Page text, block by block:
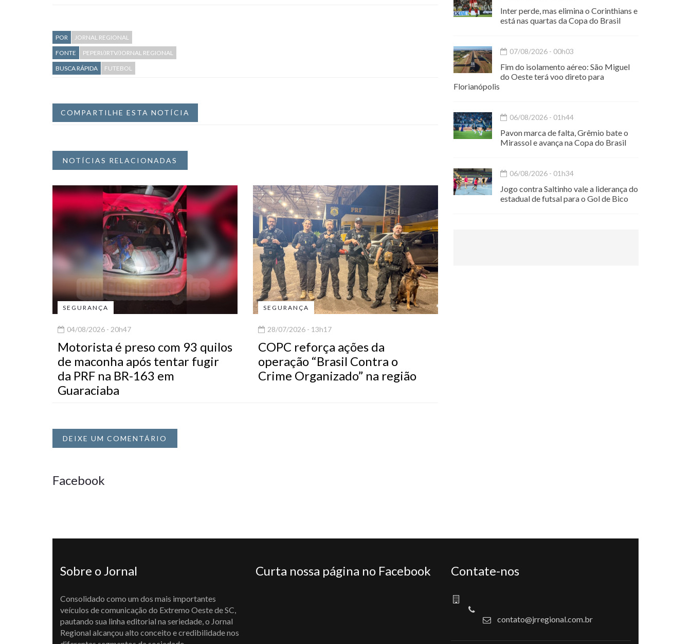
POR
JORNAL REGIONAL
FONTE
PEPERI/JRTV/JORNAL REGIONAL
BUSCA RÁPIDA
FUTEBOL
COMPARTILHE ESTA NOTÍCIA
NOTÍCIAS RELACIONADAS
SEGURANÇA
04/08/2026 - 20h47
Motorista é preso com 93 quilos
de maconha após tentar fugir
da PRF na BR-163 em
Guaraciaba
SEGURANÇA
28/07/2026 - 13h17
COPC reforça ações da
operação “Brasil Contra o
Crime Organizado” na região
DEIXE UM COMENTÁRIO
Facebook
Inter perde, mas elimina o Corinthians e
está nas quartas da Copa do Brasil
07/08/2026 - 00h03
Fim do isolamento aéreo: São Miguel
do Oeste terá voo direto para
Florianópolis
06/08/2026 - 01h44
Pavon marca de falta, Grêmio bate o
Mirassol e avança na Copa do Brasil
06/08/2026 - 01h34
Jogo contra Saltinho vale a liderança do
estadual de futsal para o Gol de Bico
Sobre o Jornal
Consolidado como um dos mais importantes
veículos de comunicação do Extremo Oeste de SC,
pautando sua linha editorial na seriedade, o Jornal
Regional alcançou alto conceito e credibilidade nos
Curta nossa página no Facebook Contate-nos
contato@jrregional.com.br